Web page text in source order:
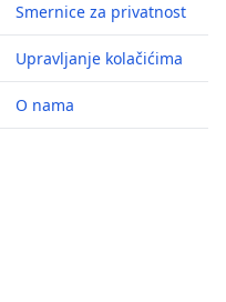
Smernice za privatnost
Upravljanje kolačićima
O nama